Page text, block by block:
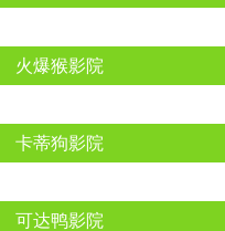
火爆猴影院
卡蒂狗影院
可达鸭影院